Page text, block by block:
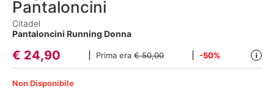
Pantaloncini
Citadel
Pantaloncini Running Donna
€ 24,90 Prima era € 50,00 -50% i
Non Disponibile